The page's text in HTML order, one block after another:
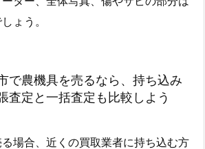
ょう。
で農機具を売るなら、持ち込み
査定と一括査定も比較しよう
場合、近くの買取業者に持ち込む方